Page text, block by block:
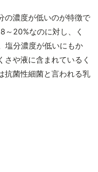
の濃度が低いのが特徴で
～20%なのに対し、く
塩分濃度が低いにもか
や液に含まれているく
抗菌性細菌と言われる乳